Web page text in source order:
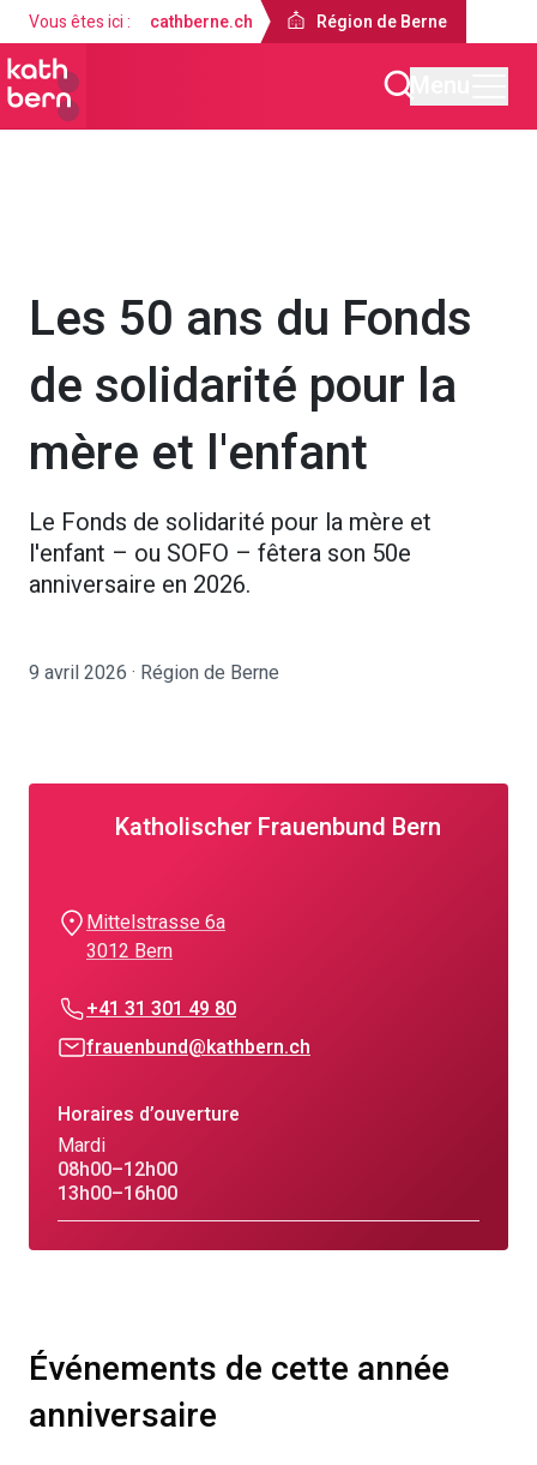
Vous êtes ici : cathberne.ch Région de Berne
Les 50 ans du Fonds
de solidarité pour la
mère et l'enfant
Le Fonds de solidarité pour la mère et
l'enfant – ou SOFO – fêtera son 50e
anniversaire en 2026.
9 avril 2026 · Région de Berne
Katholischer Frauenbund Bern
Mittelstrasse 6a
3012 Bern
+41 31 301 49 80
frauenbund@kathbern.ch
Horaires d’ouverture
Mardi
08h00–12h00
13h00–16h00
Événements de cette année
anniversaire